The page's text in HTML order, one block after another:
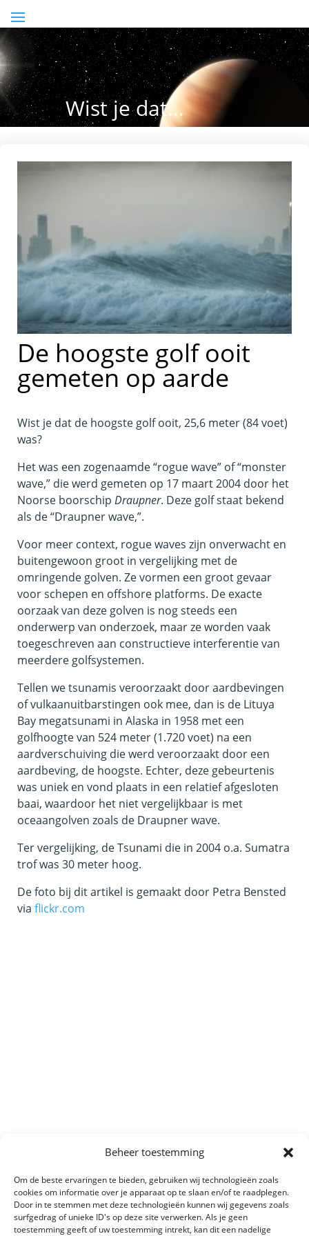
Beheer toestemming
Om de beste ervaringen te bieden, gebruiken wij technologieën zoals
cookies om informatie over je apparaat op te slaan en/of te raadplegen.
Door in te stemmen met deze technologieën kunnen wij gegevens zoals
surfgedrag of unieke ID's op deze site verwerken. Als je geen
toestemming geeft of uw toestemming intrekt, kan dit een nadelige
Wist je dat…
De hoogste golf ooit
gemeten op aarde
Wist je dat de hoogste golf ooit, 25,6 meter (84 voet)
was?
Het was een zogenaamde “rogue wave” of “monster
wave,” die werd gemeten op 17 maart 2004 door het
Noorse boorschip Draupner. Deze golf staat bekend
als de “Draupner wave,”.
Voor meer context, rogue waves zijn onverwacht en
buitengewoon groot in vergelijking met de
omringende golven. Ze vormen een groot gevaar
voor schepen en offshore platforms. De exacte
oorzaak van deze golven is nog steeds een
onderwerp van onderzoek, maar ze worden vaak
toegeschreven aan constructieve interferentie van
meerdere golfsystemen.
Tellen we tsunamis veroorzaakt door aardbevingen
of vulkaanuitbarstingen ook mee, dan is de Lituya
Bay megatsunami in Alaska in 1958 met een
golfhoogte van 524 meter (1.720 voet) na een
aardverschuiving die werd veroorzaakt door een
aardbeving, de hoogste. Echter, deze gebeurtenis
was uniek en vond plaats in een relatief afgesloten
baai, waardoor het niet vergelijkbaar is met
oceaangolven zoals de Draupner wave.
Ter vergelijking, de Tsunami die in 2004 o.a. Sumatra
trof was 30 meter hoog.
De foto bij dit artikel is gemaakt door Petra Bensted
via flickr.com